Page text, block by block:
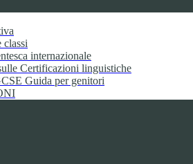
classi
internazionale
Certificazioni linguistiche
Guida per genitori
2